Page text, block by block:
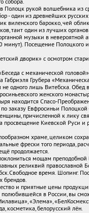
собора.
Полоцк рукой волшебника из
- один из древнейших
виленского барокко, чей
таит один из лучших
музыки в невероятной
минут). Посещение Полоцкого
дворик» с осмотром
с механической
Габриэля Грубера
не одного лишь Витебска. Обед
женского
находится Спасо-
по заказу Евфросиньи Полоцкой
причисленной к лику
просвещение Киевской Руси и
храме, целиком
фрески того периода,
продолжается.
мощам преподобной
реликвий православной
время. Шопинг.
брендов.
и приятные цены
полюбившейся в России, вы
«Элема»,
косметика, белорусский лён.